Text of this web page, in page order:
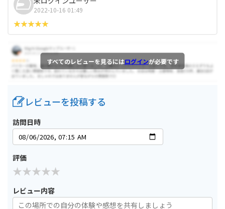
2022-10-16 01:49
すべてのレビューを見るにはログインが必要です
レビューを投稿する
訪問日時
評価
レビュー内容